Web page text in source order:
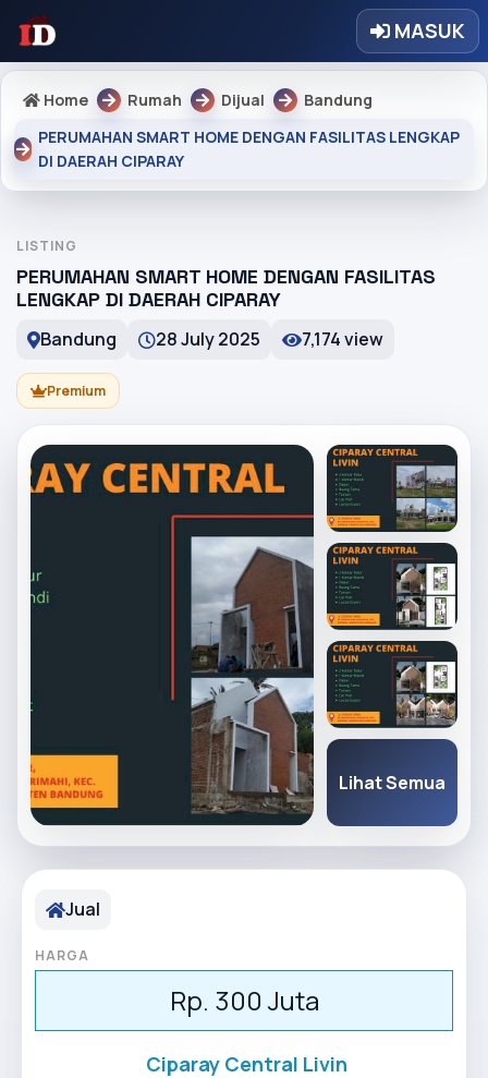
MASUK
Home Rumah Dijual
Bandung
PERUMAHAN SMART HOME DENGAN FASILITAS LENGKAP
DI DAERAH CIPARAY
LISTING
PERUMAHAN SMART HOME DENGAN FASILITAS
LENGKAP DI DAERAH CIPARAY
Bandung 28 July 2025 7,174 view
Premium
Lihat Semua
Jual
HARGA
Rp. 300 Juta
Ciparay Central Livin